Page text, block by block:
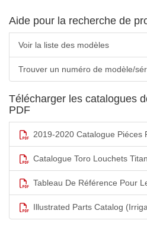
Aide pour la recherche de
Voir la liste des modèles
Trouver un numéro de modèle/
Télécharger les catalogues
PDF
2019-2020 Catalogue Piéces
Catalogue Toro Louchets
Tableau De Référence Pour
Illustrated Parts Catalog